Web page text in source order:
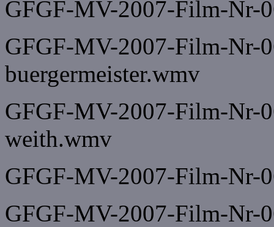
GFGF-MV-2007-Film-Nr-
GFGF-MV-2007-Film-Nr-
buergermeister.wmv
GFGF-MV-2007-Film-Nr-
weith.wmv
GFGF-MV-2007-Film-Nr-
GFGF-MV-2007-Film-Nr-